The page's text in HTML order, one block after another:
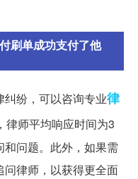
刷单成功支付了他
纷，可以咨询专业律
律师平均响应时间为3
问题。此外，如果需
律师，以获得更全面